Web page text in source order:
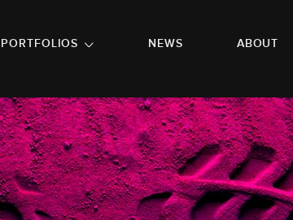
PORTFOLIOS
NEWS ABOUT